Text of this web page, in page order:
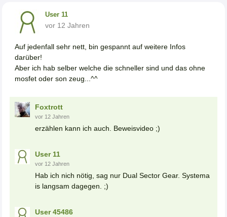
User 11
vor 12 Jahren
Auf jedenfall sehr nett, bin gespannt auf weitere Infos
darüber!
Aber ich hab selber welche die schneller sind und das ohne
mosfet oder son zeug...^^
Foxtrott
vor 12 Jahren
erzählen kann ich auch. Beweisvideo ;)
User 11
vor 12 Jahren
Hab ich nich nötig, sag nur Dual Sector Gear. Systema
is langsam dagegen. ;)
User 45486